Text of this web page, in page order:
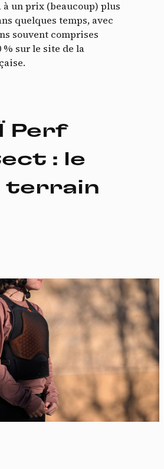
un prix (beaucoup) plus
quelques temps, avec
souvent comprises
% sur le site de la
Perf
: le